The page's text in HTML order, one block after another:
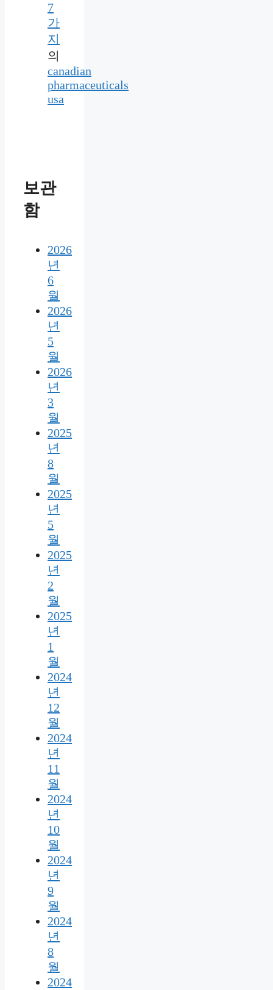
7
가
지
의
canadian
pharmaceuticals
usa
보관
함
2026
년
6
월
2026
년
5
월
2026
년
3
월
2025
년
8
월
2025
년
5
월
2025
년
2
월
2025
년
1
월
2024
년
12
월
2024
년
11
월
2024
년
10
월
2024
년
9
월
2024
년
8
월
2024